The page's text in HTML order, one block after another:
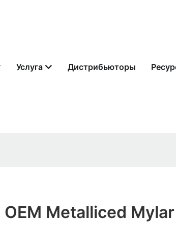
Услуга Дистрибьюторы
OEM Metalliced